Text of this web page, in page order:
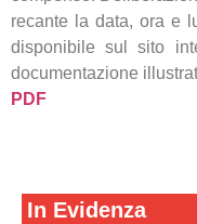
recante la data, ora e
disponibile sul sito
documentazione
PDF
In Evidenza